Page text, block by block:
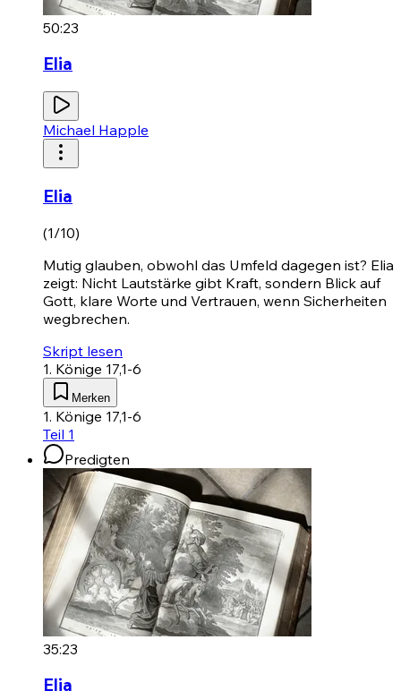
50:23
Elia
Michael Happle
Elia
(1/10)
Mutig glauben, obwohl das Umfeld dagegen ist? Elia
zeigt: Nicht Lautstärke gibt Kraft, sondern Blick auf
Gott, klare Worte und Vertrauen, wenn Sicherheiten
wegbrechen.
Skript lesen
1. Könige 17,1-6
Merken
1. Könige 17,1-6
Teil 1
Predigten
35:23
Elia